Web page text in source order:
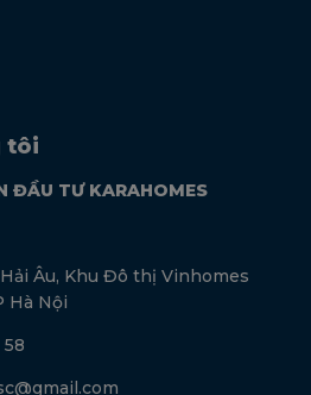
tôi
ĐẦU TƯ KARAHOMES
Âu, Khu Đô thị Vinhomes
Hà Nội